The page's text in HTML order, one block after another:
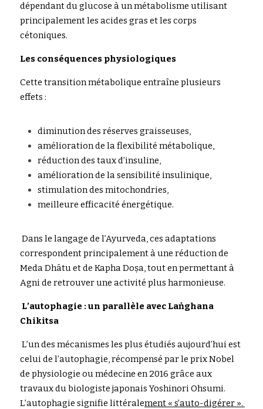
dépendant du glucose à un métabolisme utilisant
principalement les acides gras et les corps
cétoniques.
Les conséquences physiologiques
Cette transition métabolique entraîne plusieurs
effets :
diminution des réserves graisseuses,
amélioration de la fexibilité métabolique,
réduction des taux d’insuline,
amélioration de la sensibilité insulinique,
stimulation des mitochondries,
meilleure efficacité énergétique.
Dans le langage de l’Ayurveda, ces adaptations
correspondent principalement à une réduction de
Meda Dhātu et de Kapha Doṣa, tout en permettant à
Agni de retrouver une activité plus harmonieuse.
L’autophagie : un parallèle avec Laṅghana
Chikitsa
L’un des mécanismes les plus étudiés aujourd’hui est
celui de l’autophagie, récompensé par le prix Nobel
de physiologie ou médecine en 2016 grâce aux
travaux du biologiste japonais Yoshinori Ohsumi.
L’autophagie signifie littéralement « s’auto-digérer ».